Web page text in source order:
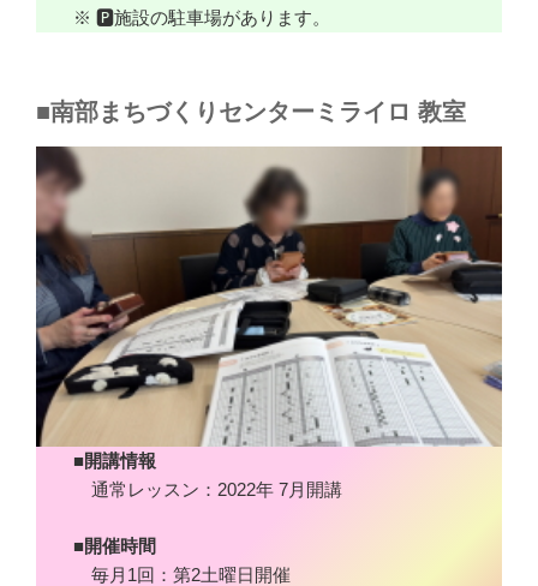
※ 🅿施設の駐車場があります。
■南部まちづくりセンターミライロ 教室
■開講情報
通常レッスン：2022年 7月開講
■開催時間
毎月1回：第2土曜日開催